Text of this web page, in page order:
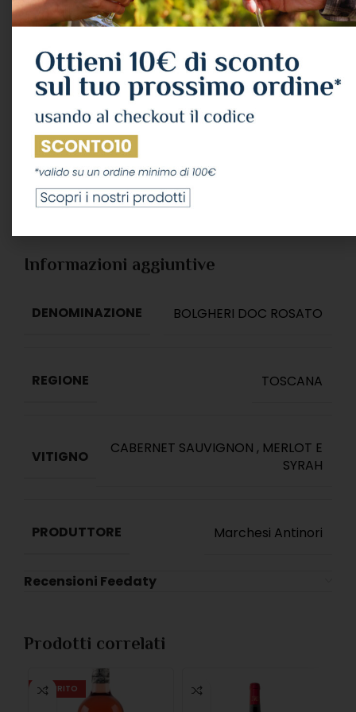
10 Persone stanno guardando ora
COD:
0861
Categorie:VINI, VINO ROSATO
Condividi:
Dettagli
Informazioni aggiuntive
DENOMINAZIONE BOLGHERI DOC ROSATO
REGIONE TOSCANA
VITIGNO CABERNET SAUVIGNON , MERLOT E
SYRAH
PRODUTTORE Marchesi Antinori
Recensioni Feedaty
Prodotti correlati
ESAURITO